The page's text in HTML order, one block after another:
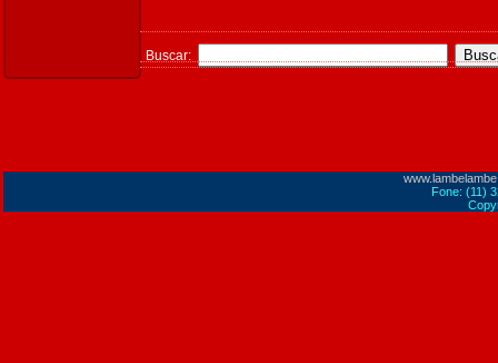
Buscar:
Fone: (11)